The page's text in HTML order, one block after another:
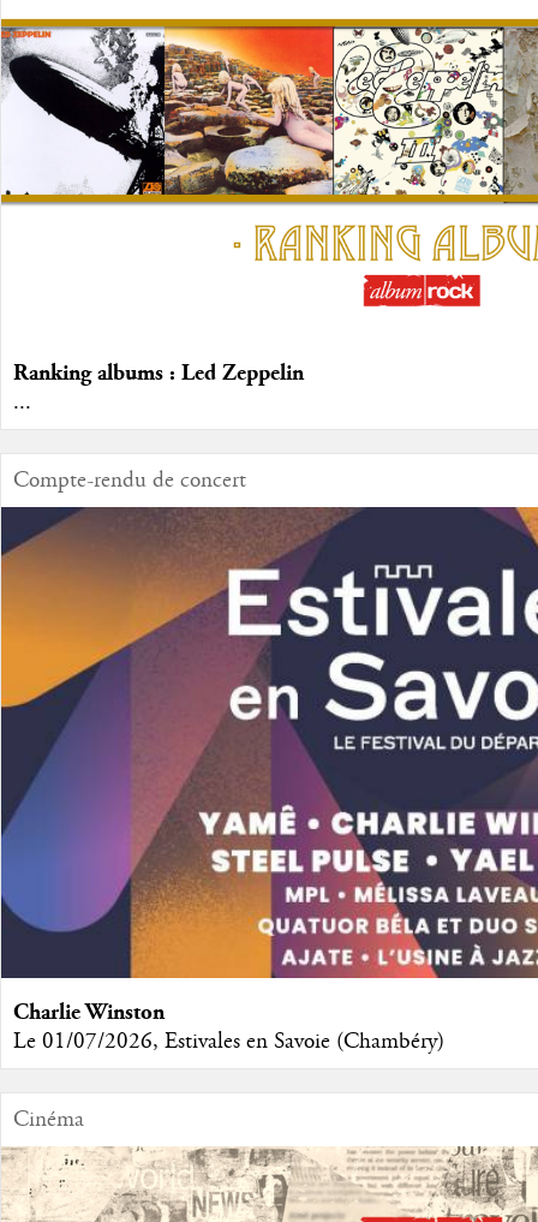
Ranking albums : Led Zeppelin
...
Compte-rendu de concert
Charlie Winston
Le 01/07/2026, Estivales en Savoie (Chambéry)
Cinéma